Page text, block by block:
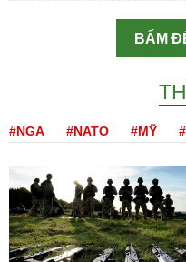
BẤM
#NGA #NATO #MỸ